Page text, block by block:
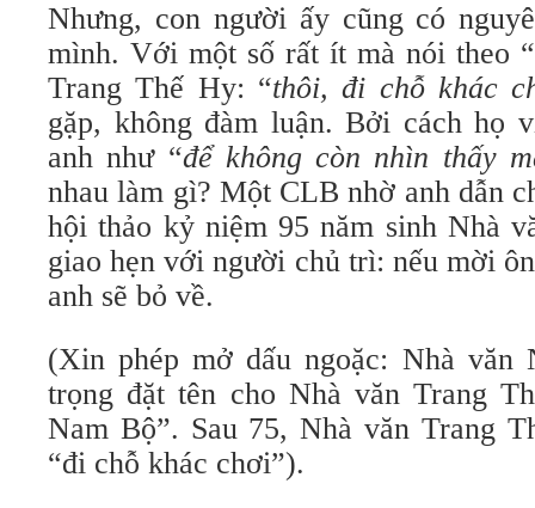
Nhưng, con người ấy cũng có
mình. Với một số rất ít mà nói theo
Trang Thế Hy: “thôi, đi chỗ khác
gặp, không đàm luận. Bởi cách họ
anh như “để không còn nhìn thấy
nhau làm gì? Một CLB nhờ anh dẫn
hội thảo kỷ niệm 95 năm sinh Nhà
giao hẹn với người chủ trì: nếu mời
anh sẽ bỏ về.
(Xin phép mở dấu ngoặc: Nhà văn
trọng đặt tên cho Nhà văn Trang
Nam Bộ”. Sau 75, Nhà văn Trang
“đi chỗ khác chơi”).